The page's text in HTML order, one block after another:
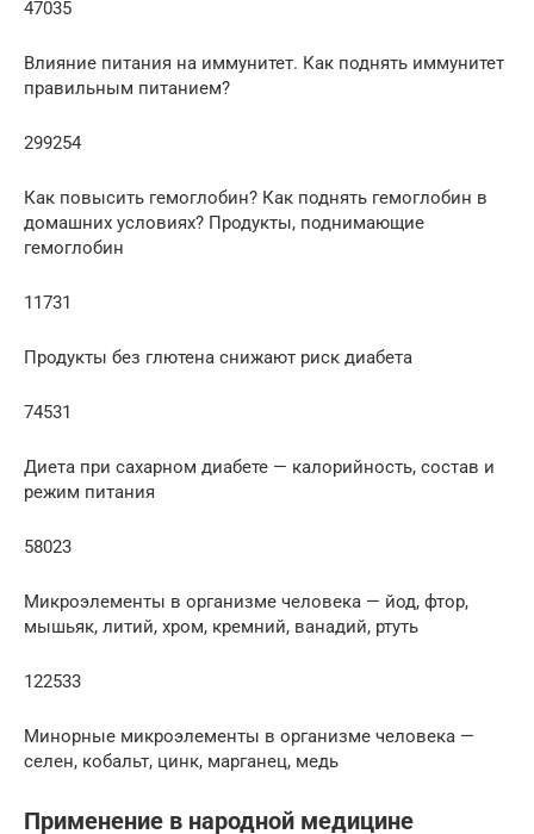
47035
Влияние питания на иммунитет. Как поднять иммунитет
правильным питанием?
299254
Как повысить гемоглобин? Как поднять гемоглобин в
домашних условиях? Продукты, поднимающие
гемоглобин
11731
Продукты без глютена снижают риск диабета
74531
Диета при сахарном диабете — калорийность, состав и
режим питания
58023
Микроэлементы в организме человека — йод, фтор,
мышьяк, литий, хром, кремний, ванадий, ртуть
122533
Минорные микроэлементы в организме человека —
селен, кобальт, цинк, марганец, медь
Применение в народной медицине